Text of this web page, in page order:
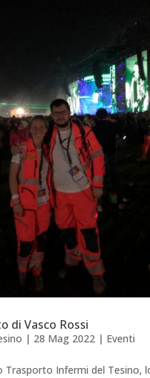
di Vasco Rossi
| 28 Mag 2022| Eventi
Trasporto Infermi del Tesino,